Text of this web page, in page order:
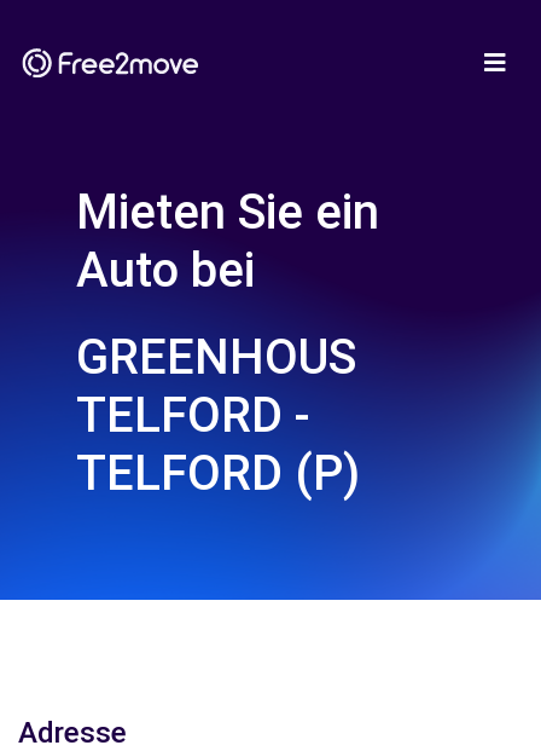
Mieten Sie ein
Auto bei
GREENHOUS
TELFORD -
TELFORD (P)
Adresse